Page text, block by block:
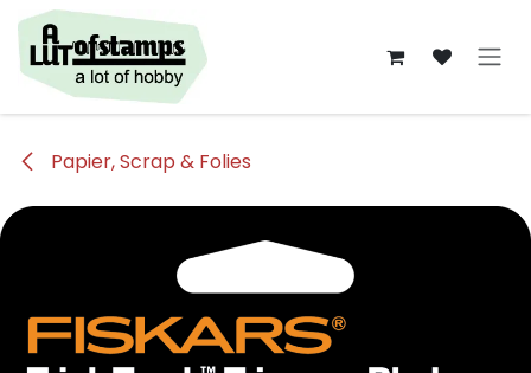
Overslaan naar inhoud
Papier, Scrap & Folies